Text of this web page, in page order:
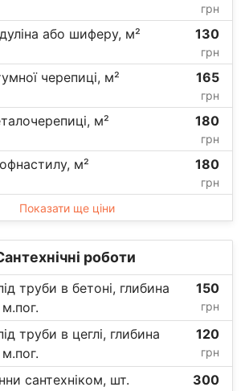
грн
або шиферу, м² 130
грн
черепиці, м² 165
грн
м² 180
грн
м² 180
грн
Показати ще ціни
роботи
труби в бетоні, глибина
150
грн
труби в цеглі, глибина
120
грн
сантехніком, шт. 300